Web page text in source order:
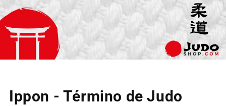
Ippon - Término de Judo